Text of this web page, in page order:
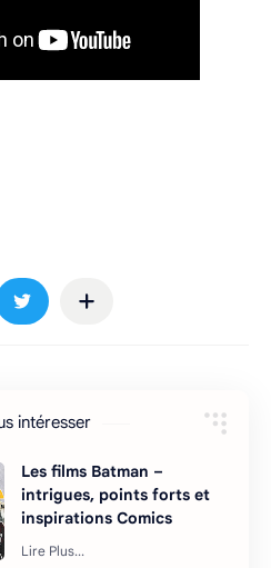
intéresser
Les films Batman –
intrigues, points forts et
inspirations Comics